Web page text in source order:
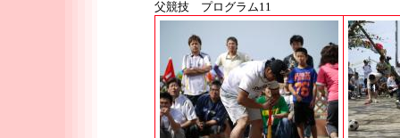
父競技 プログラム11